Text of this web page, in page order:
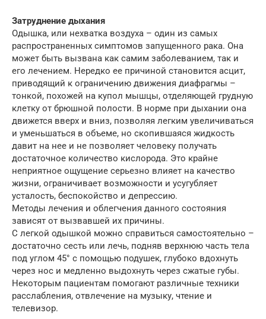
Затруднение дыхания
Одышка, или нехватка воздуха – один из самых
распространенных симптомов запущенного рака. Она
может быть вызвана как самим заболеванием, так и
его лечением. Нередко ее причиной становится асцит,
приводящий к ограничению движения диафрагмы –
тонкой, похожей на купол мышцы, отделяющей грудную
клетку от брюшной полости. В норме при дыхании она
движется вверх и вниз, позволяя легким увеличиваться
и уменьшаться в объеме, но скопившаяся жидкость
давит на нее и не позволяет человеку получать
достаточное количество кислорода. Это крайне
неприятное ощущение серьезно влияет на качество
жизни, ограничивает возможности и усугубляет
усталость, беспокойство и депрессию.
Методы лечения и облегчения данного состояния
зависят от вызвавшей их причины.
С легкой одышкой можно справиться самостоятельно –
достаточно сесть или лечь, подняв верхнюю часть тела
под углом 45° с помощью подушек, глубоко вдохнуть
через нос и медленно выдохнуть через сжатые губы.
Некоторым пациентам помогают различные техники
расслабления, отвлечение на музыку, чтение и
телевизор.